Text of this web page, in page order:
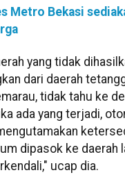
Metro Bekasi
yang tidak
dari daerah
tidak tahu ke
ada yang terjadi,
dipasok ke daerah
ucap dia.